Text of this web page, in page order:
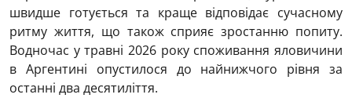
швидше готується та краще відповідає сучасному
ритму життя, що також сприяє зростанню попиту.
Водночас у травні 2026 року споживання яловичини
в Аргентині опустилося до найнижчого рівня за
останні два десятиліття.